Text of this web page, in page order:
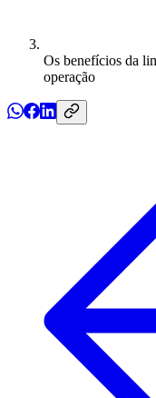
Os benefícios da
operação